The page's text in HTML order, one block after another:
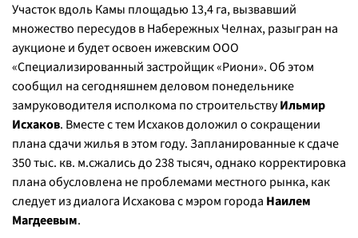
Участок вдоль Камы площадью 13,4 га, вызвавший
множество пересудов в Набережных Челнах, разыгран на
аукционе и будет освоен ижевским ООО
«Специализированный застройщик «Риони». Об этом
сообщил на сегодняшнем деловом понедельнике
замруководителя исполкома по строительствуИльмир
Исхаков. Вместе с тем Исхаков доложил о сокращении
плана сдачи жилья в этом году. Запланированные к сдаче
350 тыс. кв. м.сжались до 238 тысяч, однако корректировка
плана обусловлена не проблемами местного рынка, как
следует из диалога Исхакова с мэром города Наилем
Магдеевым.